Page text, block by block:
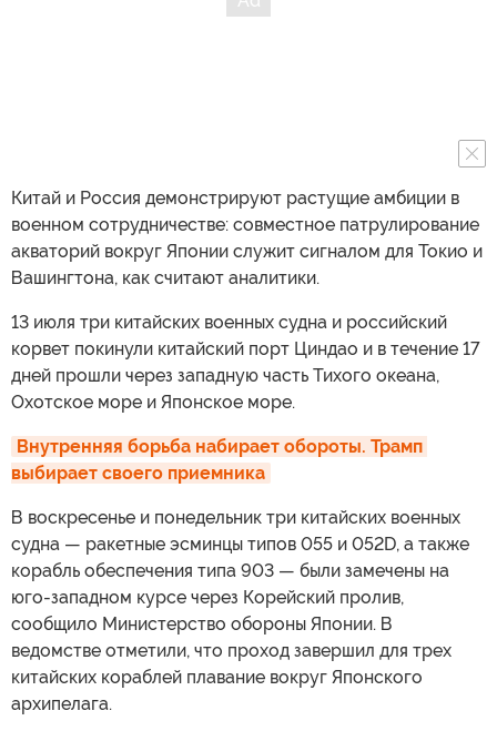
Китай и Россия демонстрируют растущие амбиции в
военном сотрудничестве: совместное патрулирование
акваторий вокруг Японии служит сигналом для Токио и
Вашингтона, как считают аналитики.
13 июля три китайских военных судна и российский
корвет покинули китайский порт Циндао и в течение 17
дней прошли через западную часть Тихого океана,
Охотское море и Японское море.
Внутренняя борьба набирает обороты. Трамп
выбирает своего приемника
В воскресенье и понедельник три китайских военных
судна — ракетные эсминцы типов 055 и 052D, а также
корабль обеспечения типа 903 — были замечены на
юго-западном курсе через Корейский пролив,
сообщило Министерство обороны Японии. В
ведомстве отметили, что проход завершил для трех
китайских кораблей плавание вокруг Японского
архипелага.